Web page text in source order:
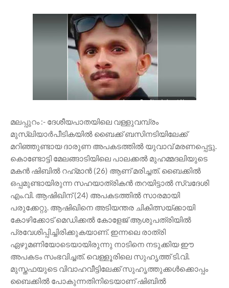
മലപ്പുറം :- ദേശീയപാതയിലെ വള്ളുവമ്പ്രം
മുസ്ലിയാർപീടികയിൽ ബൈക്ക് ബസിനടിയിലേക്ക്
മറിഞ്ഞുണ്ടായ ദാരുണ അപകടത്തിൽ യുവാവ് മരണപ്പെട്ടു.
കൊണ്ടോട്ടി മേലങ്ങാടിയിലെ പാലക്കൽ മുഹമ്മദലിയുടെ
മകൻ ഷിബിൽ റഹ്‌മാൻ (26) ആണ് മരിച്ചത്. ബൈക്കിൽ
ഒപ്പമുണ്ടായിരുന്ന സഹയാത്രികൻ തറയിട്ടാൽ സ്വദേശി
എം.വി. ആഷിഖിന് (24) അപകടത്തിൽ സാരമായി
പരുക്കേറ്റു. ആഷിഖിനെ അടിയന്തര ചികിത്സയ്ക്കായി
കോഴിക്കോട് മെഡിക്കൽ കോളേജ് ആശുപത്രിയിൽ
പ്രവേശിപ്പിച്ചിരിക്കുകയാണ്. ഇന്നലെ രാത്രി
ഏഴുമണിയോടെയായിരുന്നു നാടിനെ നടുക്കിയ ഈ
അപകടം സംഭവിച്ചത്. വെള്ളൂരിലെ സുഹൃത്ത് ടി.വി.
മുസ്തഫയുടെ വിവാഹവീട്ടിലേക്ക് സുഹൃത്തുക്കൾക്കൊപ്പം
ബൈക്കിൽ പോകുന്നതിനിടെയാണ് ഷിബിൽ